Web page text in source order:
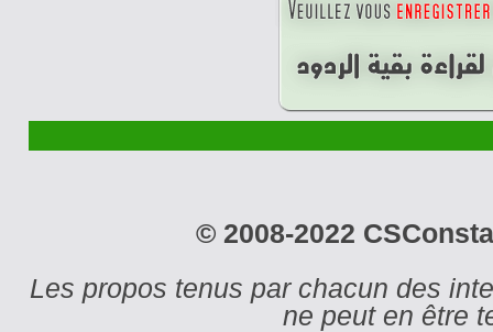
© 2008-2022
Les propos tenus par chacun des
ne peut en être